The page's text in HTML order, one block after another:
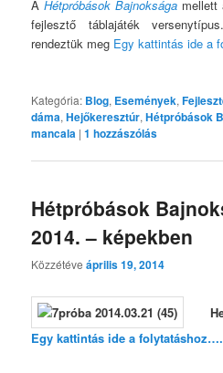
AHétpróbások Bajnoksága mellett
fejlesztő táblajáték
rendeztük meg Egy kattintás ide a
Kategória: Blog, Események,
dáma,Hejőkeresztúr,Hétpróbások
mancala |1 hozzászólás
Hétpróbások
2014. – képekben
Közzétéveáprilis 19, 2014
Egy kattintás ide a folytatáshoz….